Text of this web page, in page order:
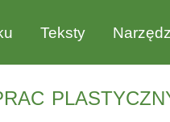
Teksty